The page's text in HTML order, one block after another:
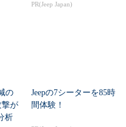
PR(Jeep Japan)
の
撃が
析
Jeepの7シーターを85時
間体験！